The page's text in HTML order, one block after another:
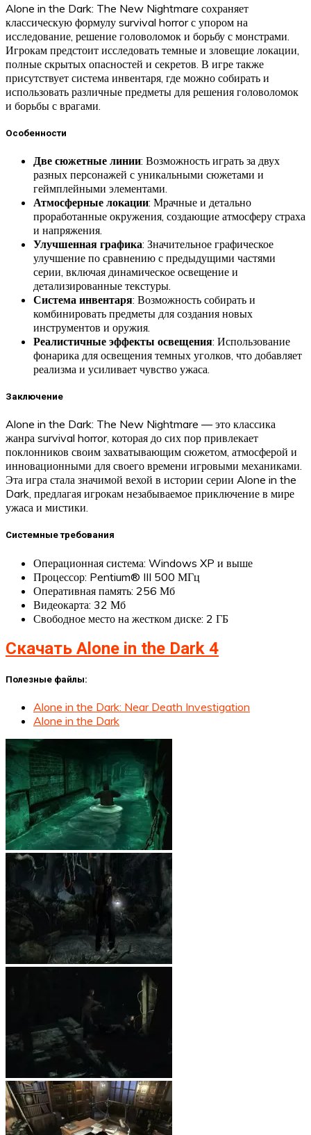
Alone in the Dark: The New Nightmare сохраняет
классическую формулу survival horror с упором на
исследование, решение головоломок и борьбу с монстрами.
Игрокам предстоит исследовать темные и зловещие локации,
полные скрытых опасностей и секретов. В игре также
присутствует система инвентаря, где можно собирать и
использовать различные предметы для решения головоломок
и борьбы с врагами.
Особенности
Две сюжетные линии: Возможность играть за двух
разных персонажей с уникальными сюжетами и
геймплейными элементами.
Атмосферные локации: Мрачные и детально
проработанные окружения, создающие атмосферу страха
и напряжения.
Улучшенная графика: Значительное графическое
улучшение по сравнению с предыдущими частями
серии, включая динамическое освещение и
детализированные текстуры.
Система инвентаря: Возможность собирать и
комбинировать предметы для создания новых
инструментов и оружия.
Реалистичные эффекты освещения: Использование
фонарика для освещения темных уголков, что добавляет
реализма и усиливает чувство ужаса.
Заключение
Alone in the Dark: The New Nightmare — это классика
жанра survival horror, которая до сих пор привлекает
поклонников своим захватывающим сюжетом, атмосферой и
инновационными для своего времени игровыми механиками.
Эта игра стала значимой вехой в истории серии Alone in the
Dark, предлагая игрокам незабываемое приключение в мире
ужаса и мистики.
Системные требования
Операционная система: Windows XP и выше
Процессор: Pentium® III 500 МГц
Оперативная память: 256 Мб
Видеокарта: 32 Мб
Свободное место на жестком диске: 2 ГБ
Скачать Alone in the Dark 4
Полезные файлы:
Alone in the Dark: Near Death Investigation
Alone in the Dark